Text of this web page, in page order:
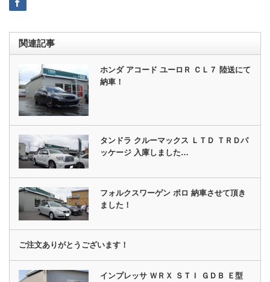
関連記事
ホンダ アコード ユーロＲ ＣＬ７ 陸送にて
納車！
タンドラ クルーマックス ＬＴＤ ＴＲＤパ
ッケージ 入庫しました…
フォルクスワーゲン ポロ 納車させて頂き
ました！
ご注文ありがとうございます！
インプレッサ ＷＲＸ ＳＴＩ ＧＤＢ Ｅ型